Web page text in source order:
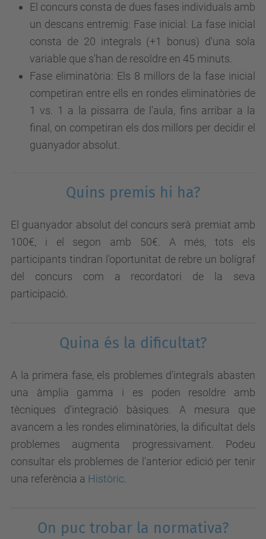
El concurs consta de dues fases individuals amb
un descans entremig: Fase inicial: La fase inicial
consta de 20 integrals (+1 bonus) d'una sola
variable que s'han de resoldre en 45 minuts.
Fase eliminatòria: Els 8 millors de la fase inicial
competiran entre ells en rondes eliminatòries de
1 vs. 1 a la pissarra de l'aula, fins arribar a la
final, on competiran els dos millors per decidir el
guanyador absolut.
Quins premis hi ha?
El guanyador absolut del concurs serà premiat amb
100€, i el segon amb 50€. A més, tots els
participants tindran l'oportunitat de rebre un bolígraf
del concurs com a recordatori de la seva
participació.
Quina és la dificultat?
A la primera fase, els problemes d'integrals abasten
una àmplia gamma i es poden resoldre amb
tècniques d'integració bàsiques. A mesura que
avancem a les rondes eliminatòries, la dificultat dels
problemes augmenta progressivament. Podeu
consultar els problemes de l'anterior edició per tenir
una referència a Històric
On puc trobar la normativa?